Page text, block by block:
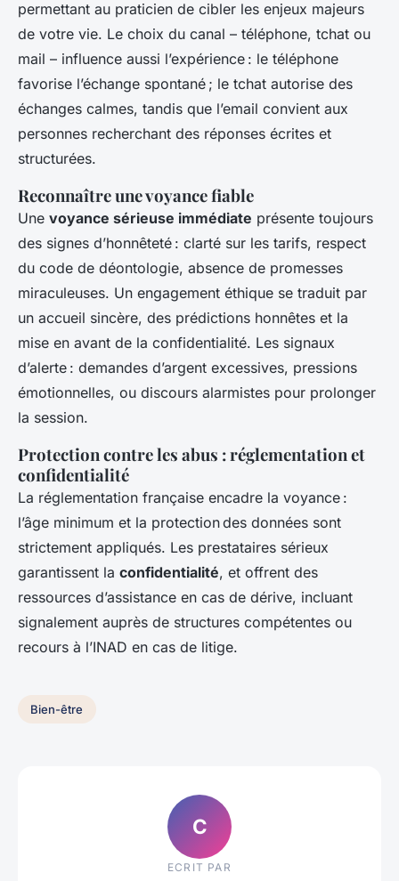
permettant au praticien de cibler les enjeux majeurs
de votre vie. Le choix du canal – téléphone, tchat ou
mail – influence aussi l’expérience : le téléphone
favorise l’échange spontané ; le tchat autorise des
échanges calmes, tandis que l’email convient aux
personnes recherchant des réponses écrites et
structurées.
Reconnaître une voyance fiable
Une voyance sérieuse immédiate présente toujours
des signes d’honnêteté : clarté sur les tarifs, respect
du code de déontologie, absence de promesses
miraculeuses. Un engagement éthique se traduit par
un accueil sincère, des prédictions honnêtes et la
mise en avant de la confidentialité. Les signaux
d’alerte : demandes d’argent excessives, pressions
émotionnelles, ou discours alarmistes pour prolonger
la session.
Protection contre les abus : réglementation et
confidentialité
La réglementation française encadre la voyance :
l’âge minimum et la protection des données sont
strictement appliqués. Les prestataires sérieux
garantissent la confidentialité, et offrent des
ressources d’assistance en cas de dérive, incluant
signalement auprès de structures compétentes ou
recours à l’INAD en cas de litige.
Bien-être
C
ECRIT PAR